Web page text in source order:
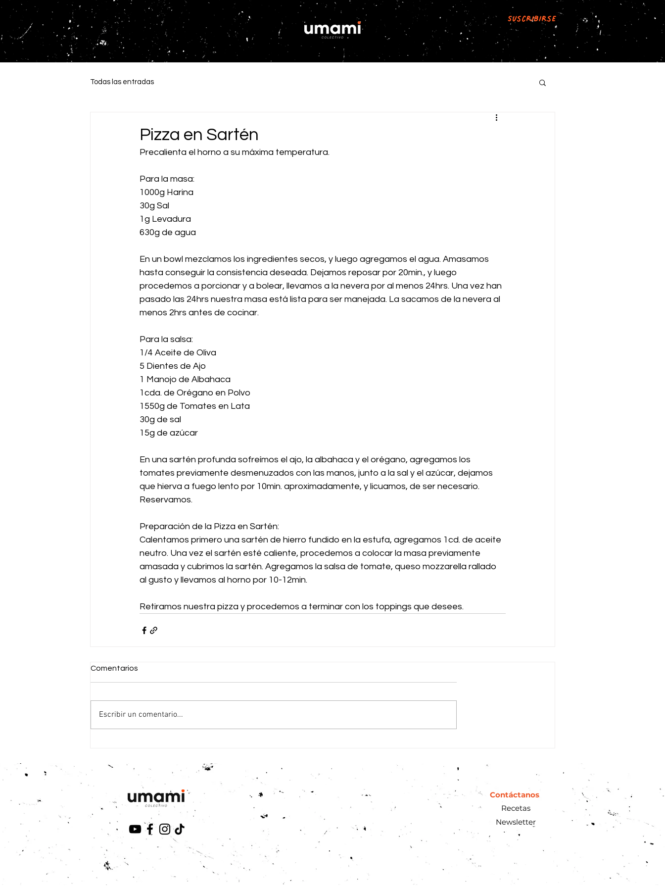
Suscribirse
Todas las entradas
Pizza en Sartén
Precalienta el horno a su máxima temperatura.
Para la masa:
1000g Harina
30g Sal
1g Levadura
630g de agua
En un bowl mezclamos los ingredientes secos, y luego agregamos el agua. Amasamos
hasta conseguir la consistencia deseada. Dejamos reposar por 20min., y luego
procedemos a porcionar y a bolear, llevamos a la nevera por al menos 24hrs. Una vez han
pasado las 24hrs nuestra masa está lista para ser manejada. La sacamos de la nevera al
menos 2hrs antes de cocinar.
Para la salsa:
1/4 Aceite de Oliva
5 Dientes de Ajo
1 Manojo de Albahaca
1cda. de Orégano en Polvo
1550g de Tomates en Lata
30g de sal
15g de azúcar
En una sartén profunda sofreímos el ajo, la albahaca y el orégano, agregamos los
tomates previamente desmenuzados con las manos, junto a la sal y el azúcar, dejamos
que hierva a fuego lento por 10min. aproximadamente, y licuamos, de ser necesario.
Reservamos.
Preparación de la Pizza en Sartén:
Calentamos primero una sartén de hierro fundido en la estufa, agregamos 1cd. de aceite
neutro. Una vez el sartén esté caliente, procedemos a colocar la masa previamente
amasada y cubrimos la sartén. Agregamos la salsa de tomate, queso mozzarella rallado
al gusto y llevamos al horno por 10-12min.
Retiramos nuestra pizza y procedemos a terminar con los toppings que desees.
Comentarios
Escribir un comentario...
Contáctanos
Recetas
Newsletter